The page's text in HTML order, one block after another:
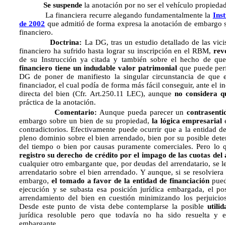
Se suspende la anotación por no ser el vehículo
La financiera recurre alegando fundamentalmente la
de 2002 que admitió de forma expresa la anotación de
financiero.
Doctrina: La DG, tras un estudio detallado de las
financiero ha sufrido hasta lograr su inscripción en el RBM,
de su Instrucción ya citada y también sobre el hecho de
financiero tiene un indudable valor patrimonial que puede
DG de poner de manifiesto la singular circunstancia de
financiador, el cual podía de forma más fácil conseguir, ante el
directa del bien (Cfr. Art.250.11 LEC), aunque no considera
práctica de la anotación.
Comentario: Aunque pueda parecer un
embargo sobre un bien de su propiedad, la lógica empresarial
contradictorios. Efectivamente puede ocurrir que a la entidad
pleno dominio sobre el bien arrendado, bien por su posible
del tiempo o bien por causas puramente comerciales. Pero lo
registro su derecho de crédito por el impago de las cuotas del
cualquier otro embargante que, por deudas del arrendatario, se
arrendatario sobre el bien arrendado. Y aunque, si se
embargo, el tomado a favor de la entidad de financiación
ejecución y se subasta esa posición jurídica embargada, el
arrendamiento del bien en cuestión minimizando los
Desde este punto de vista debe contemplarse la posible
jurídica resoluble pero que todavía no ha sido resuelta y